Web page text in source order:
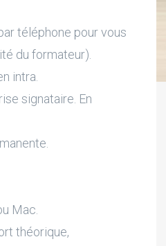
téléphone pour vous
du formateur).
intra.
signataire. En
Mac.
théorique,